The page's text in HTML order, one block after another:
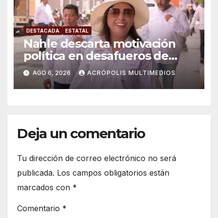
DESTACADA ESTATAL
Nahle descarta motivación
política en desafueros de
alcaldes
AGO 6, 2026 ACRÓPOLIS MULTIMEDIOS
Deja un comentario
Tu dirección de correo electrónico no será
publicada. Los campos obligatorios están
marcados con *
Comentario *